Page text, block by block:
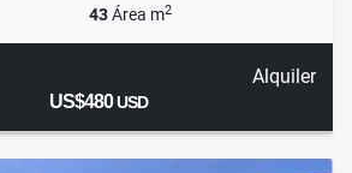
43Área m2
Alquiler
US$480USD